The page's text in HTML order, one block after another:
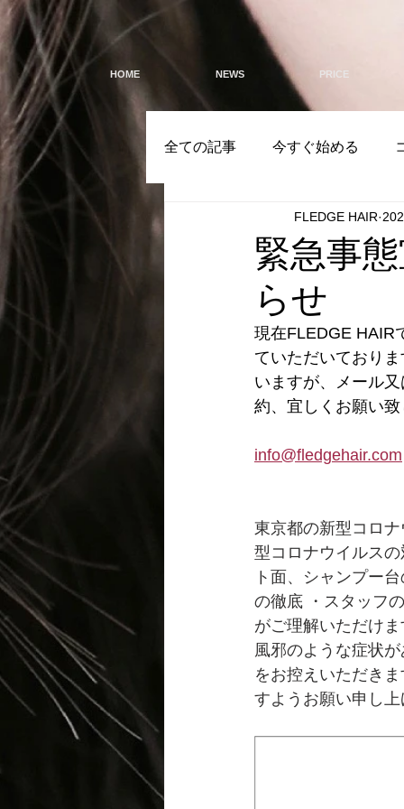
HOME NEWS PRICE
全ての記事 今すぐ始める
緊急事
らせ
FLEDGE HAIR
現在FLEDGE HAIR
ていただいており
いますが、メール
約、宜しくお願い
info@fledgehair.com
東京都の新型コロ
型コロナウイルス
ト面、シャンプー
の徹底 ・スタッフ
がご理解いただけ
風邪のような症状
をお控えいただき
すようお願い申し